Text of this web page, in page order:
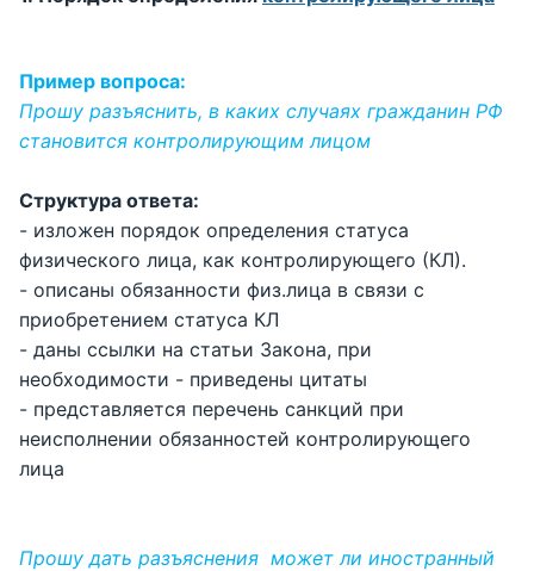
Пример вопроса:
Прошу разъяснить, в каких случаях гражданин РФ
становится контролирующим лицом
Структура ответа:
- изложен порядок определения статуса
физического лица, как контролирующего (КЛ).
- описаны обязанности физ.лица в связи с
приобретением статуса КЛ
- даны ссылки на статьи Закона, при
необходимости - приведены цитаты
- представляется перечень санкций при
неисполнении обязанностей контролирующего
лица
Прошу дать разъяснения может ли иностранный